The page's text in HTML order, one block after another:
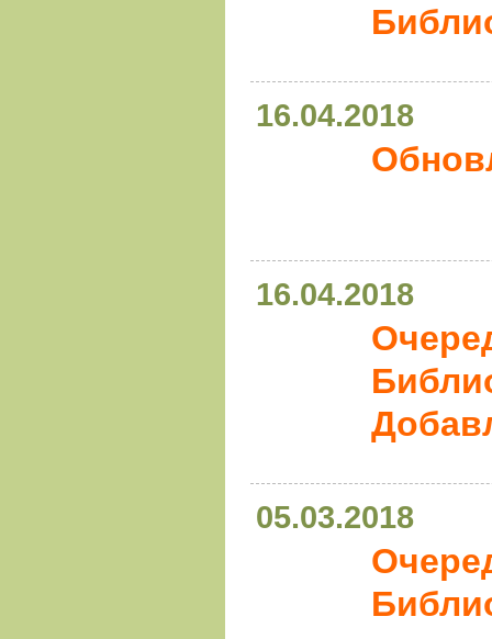
16.04.2018
16.04.2018
05.03.2018